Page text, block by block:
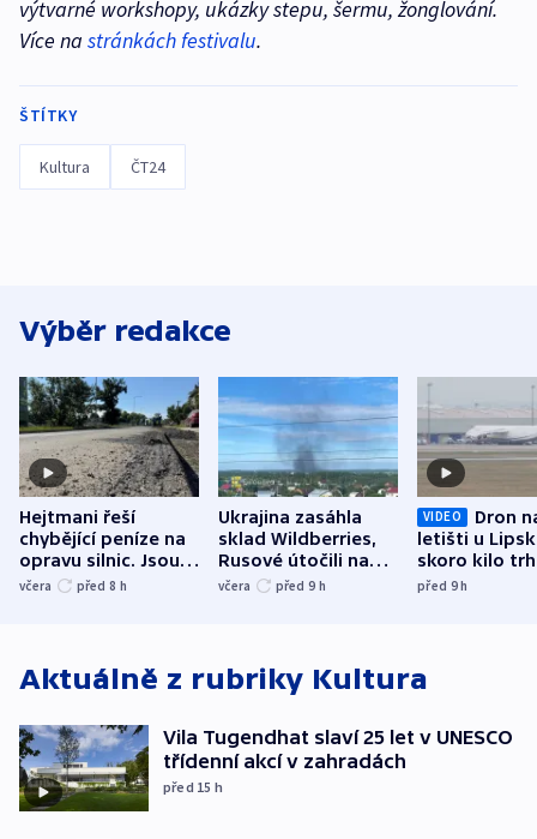
výtvarné workshopy, ukázky stepu, šermu, žonglování.
Více na stránkách festivalu.
ŠTÍTKY
Kultura ČT24
Výběr redakce
Hejtmani řeší
chybějící peníze na
opravu silnic. Jsou
nenárokové, namítá
včera před 8 h
Ukrajina zasáhla
sklad Wildberries,
Rusové útočili na
trh, hasiče či
včera před 9 h
VIDEO
Dron
letišti u
skoro kilo
indicie
před 9h
Aktuálně z rubriky Kultura
Vila Tugendhat slaví 25 let v UNESCO
třídenní akcí v zahradách
před 15 h